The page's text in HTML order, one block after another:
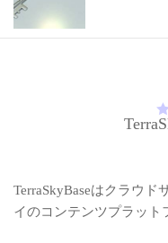
TerraSkyBaseはクラウド
イのコンテンツプラット